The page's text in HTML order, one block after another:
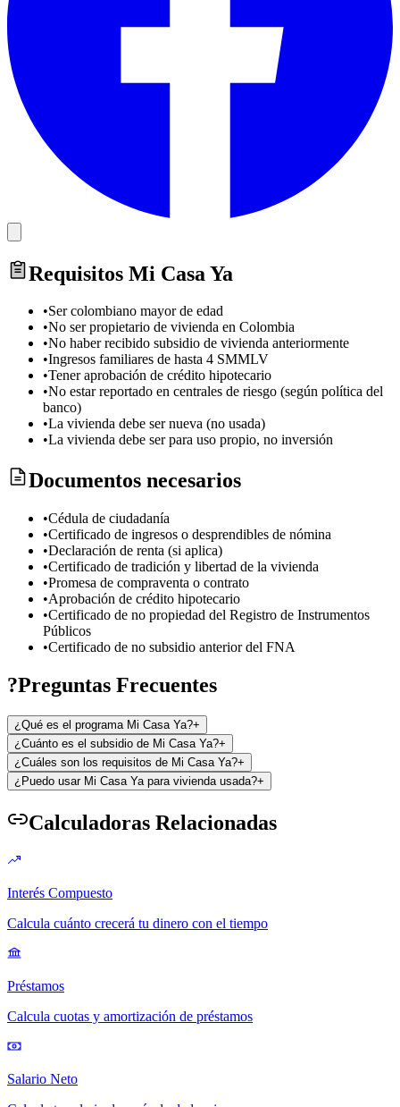
Requisitos Mi Casa Ya
•Ser colombiano mayor de edad
•No ser propietario de vivienda en Colombia
•No haber recibido subsidio de vivienda anteriormente
•Ingresos familiares de hasta 4 SMMLV
•Tener aprobación de crédito hipotecario
•No estar reportado en centrales de riesgo (según política del
banco)
•La vivienda debe ser nueva (no usada)
•La vivienda debe ser para uso propio, no inversión
Documentos necesarios
•Cédula de ciudadanía
•Certificado de ingresos o desprendibles de nómina
•Declaración de renta (si aplica)
•Certificado de tradición y libertad de la vivienda
•Promesa de compraventa o contrato
•Aprobación de crédito hipotecario
•Certificado de no propiedad del Registro de Instrumentos
Públicos
•Certificado de no subsidio anterior del FNA
?Preguntas Frecuentes
¿Qué es el programa Mi Casa Ya?+
¿Cuánto es el subsidio de Mi Casa Ya?+
¿Cuáles son los requisitos de Mi Casa Ya?+
¿Puedo usar Mi Casa Ya para vivienda usada?+
Calculadoras Relacionadas
Interés Compuesto
Calcula cuánto crecerá tu dinero con el tiempo
Préstamos
Calcula cuotas y amortización de préstamos
Salario Neto